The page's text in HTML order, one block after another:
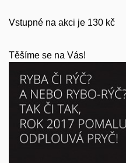
Vstupné na akci je 130 kč
Těšíme se na Vás!